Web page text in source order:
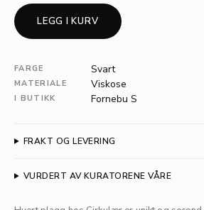
LEGG I KURV
FARGE Svart
MATERIALE Viskose
I BUTIKK Fornebu S
FRAKT OG LEVERING
VURDERT AV KURATORENE VÅRE